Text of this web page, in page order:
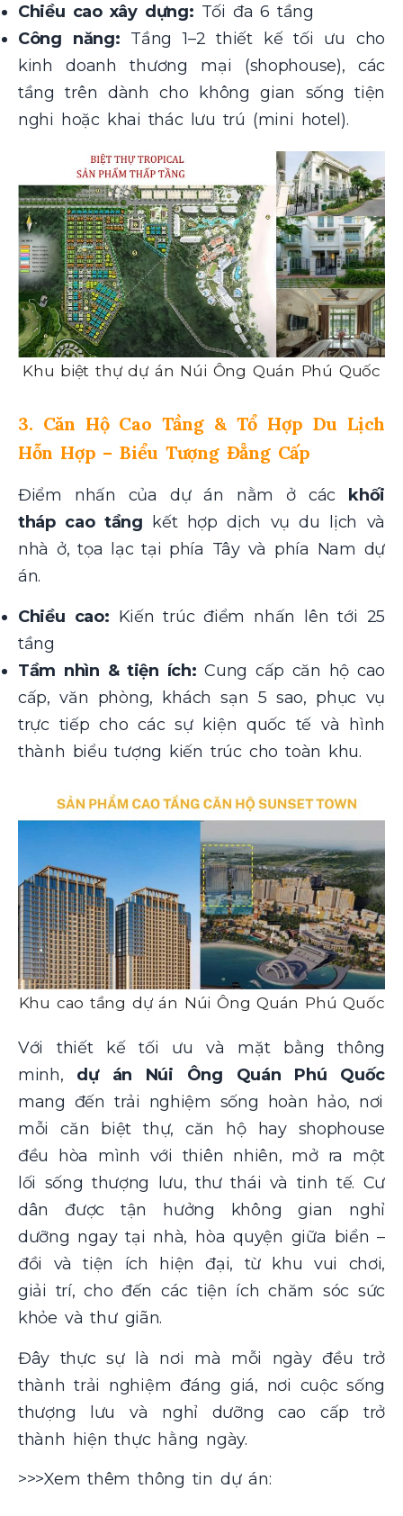
Chiều cao xây dựng: Tối đa 6 tầng
Công năng: Tầng 1–2 thiết kế tối ưu cho
kinh doanh thương mại (shophouse), các
tầng trên dành cho không gian sống tiện
nghi hoặc khai thác lưu trú (mini hotel).
Khu biệt thự dự án Núi Ông Quán Phú Quốc
3. Căn Hộ Cao Tầng & Tổ Hợp Du Lịch
Hỗn Hợp – Biểu Tượng Đẳng Cấp
Điểm nhấn của dự án nằm ở các
khối
tháp cao tầng kết hợp dịch vụ du lịch và
nhà ở, tọa lạc tại phía Tây và phía Nam dự
án.
Chiều cao: Kiến trúc điểm nhấn lên tới 25
tầng
Tầm nhìn & tiện ích: Cung cấp căn hộ cao
cấp, văn phòng, khách sạn 5 sao, phục vụ
trực tiếp cho các sự kiện quốc tế và hình
thành biểu tượng kiến trúc cho toàn khu.
Khu cao tầng dự án Núi Ông Quán Phú Quốc
Với thiết kế tối ưu và mặt bằng thông
minh, dự án Núi Ông Quán Phú Quốc
mang đến trải nghiệm sống hoàn hảo, nơi
mỗi căn biệt thự, căn hộ hay shophouse
đều hòa mình với thiên nhiên, mở ra một
lối sống thượng lưu, thư thái và tinh tế. Cư
dân được tận hưởng không gian nghỉ
dưỡng ngay tại nhà, hòa quyện giữa biển –
đồi và tiện ích hiện đại, từ khu vui chơi,
giải trí, cho đến các tiện ích chăm sóc sức
khỏe và thư giãn.
Đây thực sự là nơi mà mỗi ngày đều trở
thành trải nghiệm đáng giá, nơi cuộc sống
thượng lưu và nghỉ dưỡng cao cấp trở
thành hiện thực hằng ngày.
>>>Xem thêm thông tin dự án: